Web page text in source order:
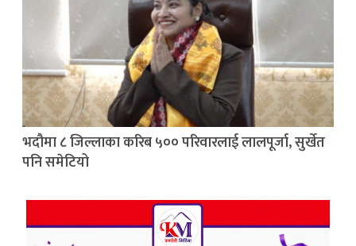
भदौमा ८ जिल्लाका करिब ५०० परिवारलाई लालपूर्जा, सुर्खेत
पनि समेटियो